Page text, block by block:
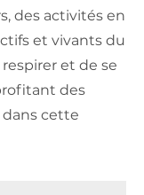
des activités en
et vivants du
et de se
des
cette